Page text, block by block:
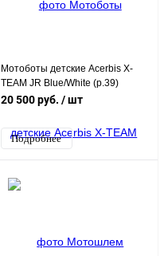
Мотоботы детские Acerbis X-
TEAM JR Blue/White (р.39)
20 500 руб. / шт
Подробнее